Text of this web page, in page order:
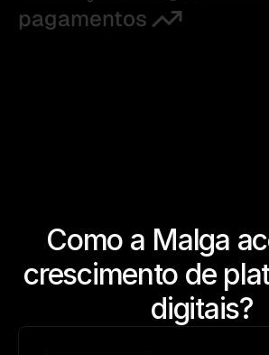
pagamentos
Como a Malga
crescimento de
digitais?